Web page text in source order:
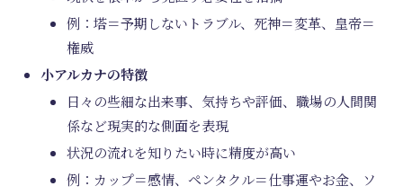
例：塔＝予期しないトラブル、死神＝変革、皇帝＝
権威
小アルカナの特徴
日々の些細な出来事、気持ちや評価、職場の人間関
係など現実的な側面を表現
状況の流れを知りたい時に精度が高い
例：カップ＝感情、ペンタクル＝仕事運やお金、ソ